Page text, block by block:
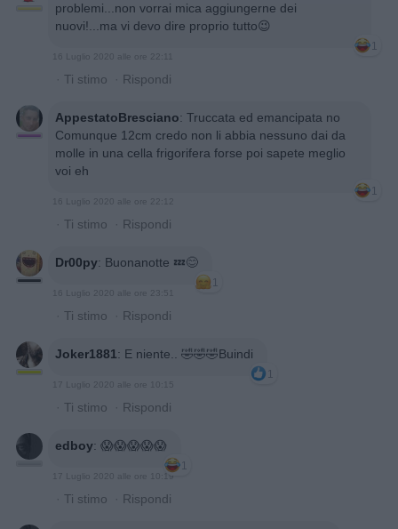
problemi...non vorrai mica aggiungerne dei
nuovi!...ma vi devo dire proprio tutto😉
1
· Ti stimo · Rispondi
AppestatoBresciano: Truccata ed emancipata no
Comunque 12cm credo non li abbia nessuno dai da
molle in una cella frigorifera forse poi sapete meglio
voi eh
1
· Ti stimo · Rispondi
Dr00py: Buonanotte 💤😊
1
· Ti stimo · Rispondi
Joker1881: E niente.. 🤣🤣🤣Buindi
1
17 Luglio 2020 alle ore 10:15
· Ti stimo · Rispondi
edboy: 😱😱😱😱😱
1
17 Luglio 2020 alle ore 10:19
· Ti stimo · Rispondi